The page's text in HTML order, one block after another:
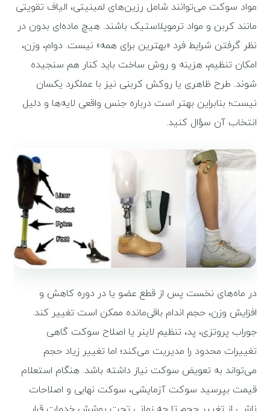
مواد سوکت می‌توانند شامل رزین‌های لمینیتی، الیاف تقویتی
مانند کربن و مواد ترموپلاستیک باشند. هیچ ماده‌ای بدون در
نظر گرفتن شرایط فرد «بهترین برای همه» نیست. دوام، وزن،
امکان تنظیم، هزینه و روش ساخت باید کنار هم سنجیده
شوند. طرح ظاهری یا روکش کربنی نیز با عملکرد یکسان
نیست؛ بنابراین بهتر است درباره جنس واقعی لایه‌ها و دلیل
انتخاب آن سؤال کنید.
در ماه‌های نخست پس از قطع عضو یا در دوره کاهش و
افزایش وزن، حجم اندام باقی‌مانده ممکن است تغییر کند.
جوراب پروتزی، پد، تنظیم لاینر یا اصلاح سوکت گاهی
تغییرات محدود را مدیریت می‌کند؛ اما تغییر زیاد حجم
می‌تواند به تعویض سوکت نیاز داشته باشد. هنگام استعلام
قیمت بپرسید سوکت آزمایشی، سوکت نهایی و اصلاحات